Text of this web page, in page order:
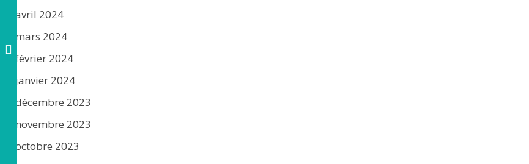
avril 2024
mars 2024
février 2024
janvier 2024
décembre 2023
novembre 2023
octobre 2023